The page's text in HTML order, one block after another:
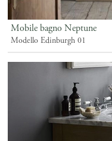
Mobile bagno Neptune
Modello Edinburgh 01